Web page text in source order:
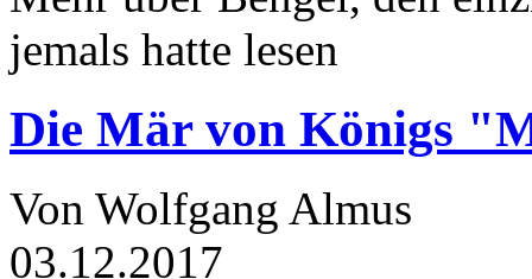
jemals hatte lesen
Die Mär von Königs
Von Wolfgang Almus
03.12.2017